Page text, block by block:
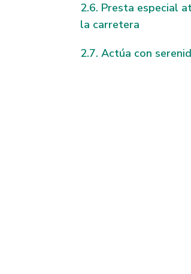
Presta especial
la carretera
Actúa con